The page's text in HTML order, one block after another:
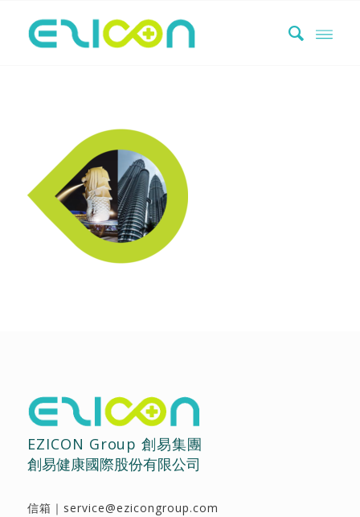
EZICON Group 創易集團
創易健康國際股份有限公司
信箱｜ service@ezicongroup.com